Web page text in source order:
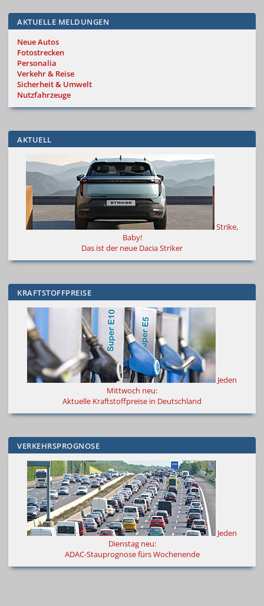
AKTUELLE MELDUNGEN
Neue Autos
Fotostrecken
Personalia
Verkehr & Reise
Sicherheit & Umwelt
Nutzfahrzeuge
AKTUELL
Strike,
Baby!
Das ist der neue Dacia Striker
KRAFTSTOFFPREISE
Jeden
Mittwoch neu:
Aktuelle Kraftstoffpreise in Deutschland
VERKEHRSPROGNOSE
Jeden
Dienstag neu:
ADAC-Stauprognose fürs Wochenende